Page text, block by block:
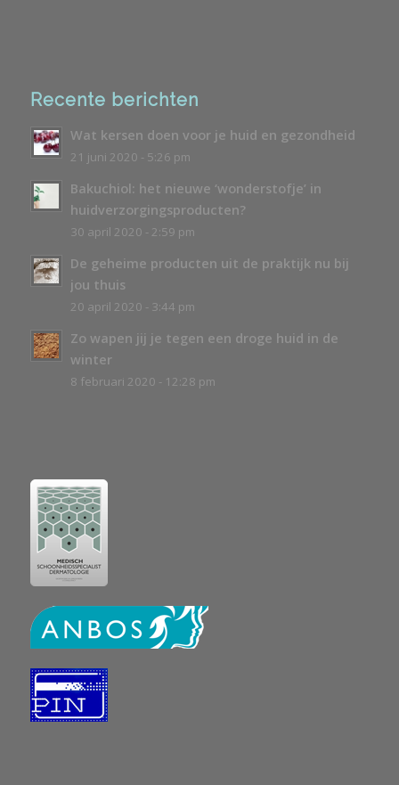
Recente berichten
Wat kersen doen voor je huid en gezondheid
21 juni 2020 - 5:26 pm
Bakuchiol: het nieuwe ‘wonderstofje’ in
huidverzorgingsproducten?
30 april 2020 - 2:59 pm
De geheime producten uit de praktijk nu bij
jou thuis
20 april 2020 - 3:44 pm
Zo wapen jij je tegen een droge huid in de
winter
8 februari 2020 - 12:28 pm